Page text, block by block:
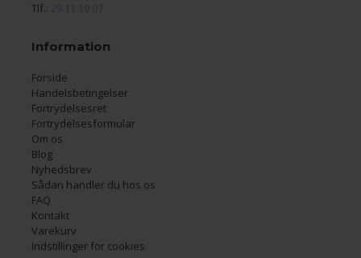
Tlf.: 29 11 19 07
Information
Forside
Handelsbetingelser
Fortrydelsesret
Fortrydelsesformular
Om os
Blog
Nyhedsbrev
Sådan handler du hos os
FAQ
Kontakt
Varekurv
Indstillinger for cookies